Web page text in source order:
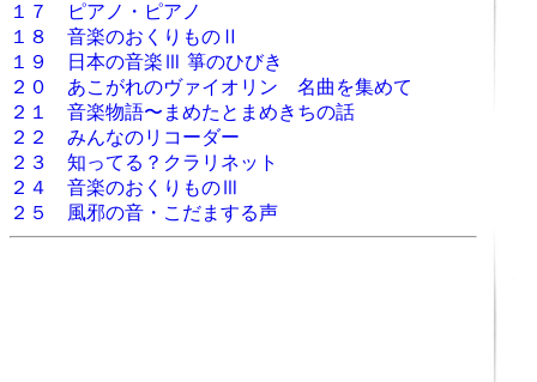
１７ ピアノ・ピアノ
１８ 音楽のおくりものⅡ
１９ 日本の音楽Ⅲ 箏のひびき
２０ あこがれのヴァイオリン 名曲を集めて
２１ 音楽物語〜まめたとまめきちの話
２２ みんなのリコーダー
２３ 知ってる？クラリネット
２４ 音楽のおくりものⅢ
２５ 風邪の音・こだまする声